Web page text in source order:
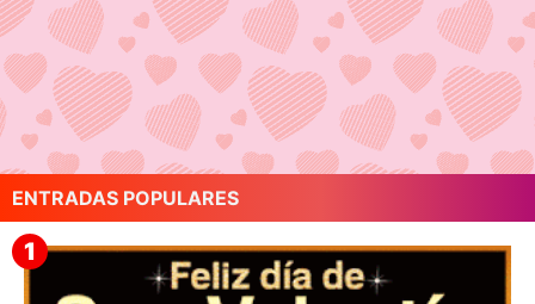
ENTRADAS POPULARES